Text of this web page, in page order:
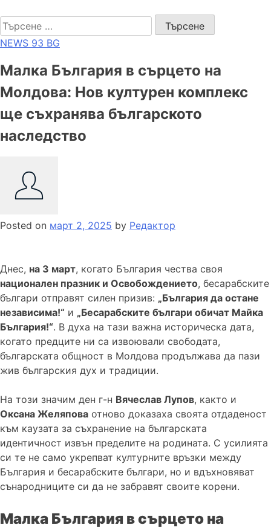
to
content
Търсене
за:
NEWS 93 BG
Малка България в сърцето на
Молдова: Нов културен комплекс
ще съхранява българското
наследство
Posted on март 2, 2025 by Редактор
Днес, на 3 март, когато България чества своя
национален празник и Освобождението, бесарабските
българи отправят силен призив: „България да остане
независима!“ и „Бесарабските българи обичат Майка
България!“. В духа на тази важна историческа дата,
когато предците ни са извоювали свободата,
българската общност в Молдова продължава да пази
жив българския дух и традиции.
На този значим ден г-н Вячеслав Лупов, както и
Оксана Желяпова отново доказаха своята отдаденост
към каузата за съхранение на българската
идентичност извън пределите на родината. С усилията
си те не само укрепват културните връзки между
България и бесарабските българи, но и вдъхновяват
сънародниците си да не забравят своите корени.
Малка България в сърцето на